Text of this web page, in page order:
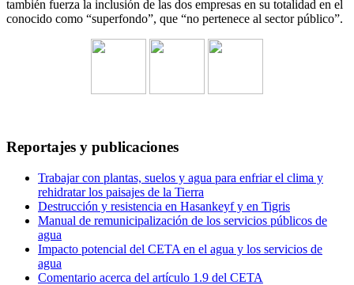
también fuerza la inclusión de las dos empresas en su totalidad en el
conocido como “superfondo”, que “no pertenece al sector público”.
Reportajes y publicaciones
Trabajar con plantas, suelos y agua para enfriar el clima y
rehidratar los paisajes de la Tierra
Destrucción y resistencia en Hasankeyf y en Tigris
Manual de remunicipalización de los servicios públicos de
agua
Impacto potencial del CETA en el agua y los servicios de
agua
Comentario acerca del artículo 1.9 del CETA